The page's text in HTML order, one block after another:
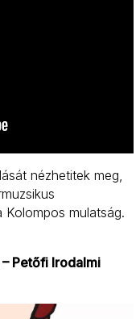
nézhetitek meg,
Kolompos mulatság.
Petőfi Irodalmi